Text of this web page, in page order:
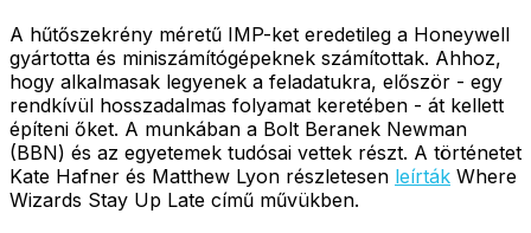
A hűtőszekrény méretű IMP-ket eredetileg a Honeywell
gyártotta és miniszámítógépeknek számítottak. Ahhoz,
hogy alkalmasak legyenek a feladatukra, először - egy
rendkívül hosszadalmas folyamat keretében - át kellett
építeni őket. A munkában a Bolt Beranek Newman
(BBN) és az egyetemek tudósai vettek részt. A történetet
Kate Hafner és Matthew Lyon részletesen leírták Where
Wizards Stay Up Late című művükben.